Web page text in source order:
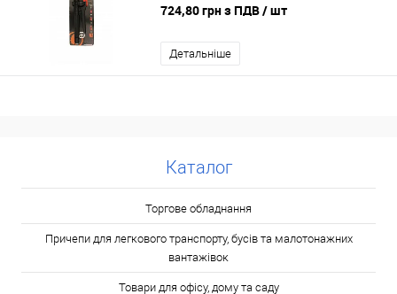
724,80 грн з ПДВ/ шт
Детальніше
Каталог
Торгове обладнання
Причепи для легкового транспорту, бусів та малотонажних
вантажівок
Товари для офісу, дому та саду